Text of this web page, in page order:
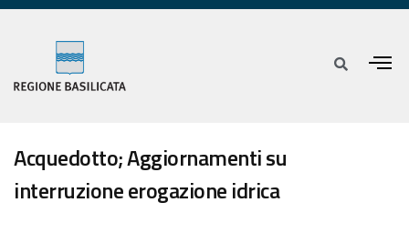
Acquedotto; Aggiornamenti su
interruzione erogazione idrica